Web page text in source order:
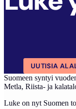
UUTISIA
Suo­meen syn­tyi
Met­la, Riis­ta- ja
Lu­ke on nyt Suo­men